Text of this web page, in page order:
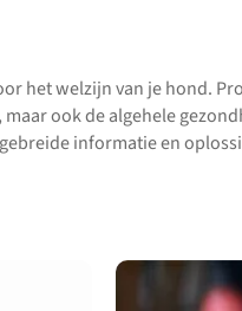
het welzijn van je hond.
ook de algehele
informatie en